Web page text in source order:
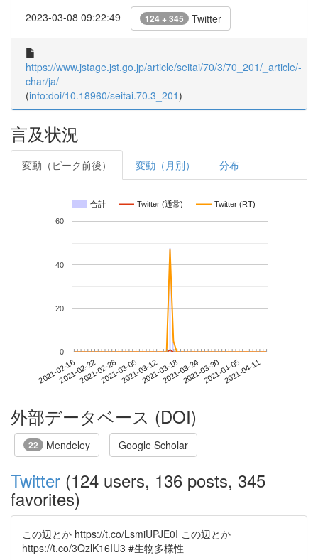
2023-03-08 09:22:49 124 + 345 Twitter
https://www.jstage.jst.go.jp/article/seitai/70/3/70_201/_article/-
char/ja/
(info:doi/10.18960/seitai.70.3_201)
言及状況
変動（ピーク前後） 変動（月別） 分布
合計 Twitter (通常) Twitter (RT)
2021-02-162021-02-222021-02-282021-03-062021-03-122021-03-182021-03-242021-03-302021-04-052021-04-11
0
20
40
60
外部データベース (DOI)
22 Mendeley Google Scholar
Twitter (124 users, 136 posts, 345
favorites)
この辺とか https://t.co/LsmiUPJE0I この辺とか
https://t.co/3QzlK16IU3 #生物多様性